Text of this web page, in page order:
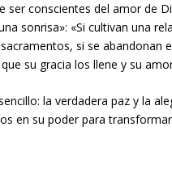
ser conscientes del amor de
sonrisa»: «Si cultivan una
si se abandonan
su gracia los llene y su
la verdadera paz y la
en su poder para